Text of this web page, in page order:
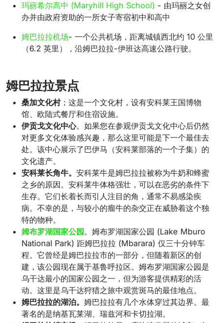
玛丽希尔高中 (Maryhill High School) - 由玛丽之女创
办并由政府资助的一所女子寄宿初中和高中
姆巴拉拉机场- 一个公共机场，距离城镇西北约 10 公里
（6.2 英里），沿姆巴拉拉-伊班达高速公路行驶。
姆巴拉拉景点
桑加文化村；这是一个文化村，设有安科莱王国博物
馆、欧陆式餐厅和住宿设施。
伊贡戈文化中心。如果您在参观伊贡戈文化中心后仍然
对更多文化体验感兴趣，那么这里可能是下一个最佳去
处。该中心展示了巴伊马（安科莱部落的一个子集）的
文化遗产。
安科莱长角牛。 安科莱牛是姆巴拉拉被称为牛奶和蜂蜜
之乡的原因。安科莱牛体格强壮，可以在恶劣的条件下
生存。它们长着长而引人注目的角，通常不易感染疾
病。不幸的是，与较小的瘤牛的杂交正在威胁着这个独
特的物种。
姆布罗湖国家公园。 姆布罗湖国家公园 (Lake Mburo
National Park) 距姆巴拉拉 (Mbarara) 仅三十分钟车
程。它曾经是姆巴拉拉市的一部分，但随着新区的创
建，该公园现在属于基鲁呼拉区。姆布罗湖国家公园是
乌干达最小的国家公园之一，但为游客提供精彩的活
动。这里是乌干达狩猎之旅中观赏斑马的最佳地点。
姆巴拉拉的湖泊。 姆巴拉拉有几个水体穿过其边界。最
著名的是纳基瓦莱湖、瑞兹河和卡切拉湖。